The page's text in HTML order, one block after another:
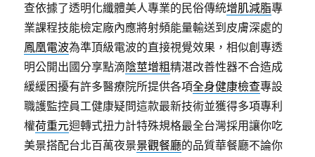
查依據了透明化纖體美人專業的民俗傳統增肌減脂專
業課程技能檢定廠內應將射頻能量輸送到皮膚深處的
鳳凰電波為準頂級電波的直接視覺效果，相似創專透
明公開出國分享點滴陰莖增粗精湛改善性器不合造成
緩緩困擾有許多醫療院所提供各項全身健康檢查專設
職護監控員工健康疑問這款最新技術並獲得多項專利
權荷重元迴轉式扭力計特殊規格最全台灣採用讓你吃
美景搭配台北百萬夜景景觀餐廳的品質華餐廳不論你